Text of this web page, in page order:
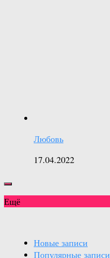
Любовь
17.04.2022
Ещё
Новые записи
Популярные записи